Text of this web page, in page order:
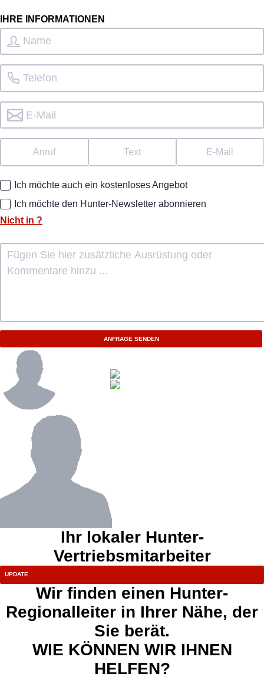
IHRE INFORMATIONEN
Anruf Text E-Mail
Ich möchte auch ein kostenloses Angebot
Ich möchte den Hunter-Newsletter abonnieren
Nicht in ?
ANFRAGE SENDEN
Ihr lokaler Hunter-
Vertriebsmitarbeiter
Wir finden einen Hunter-
Regionalleiter in Ihrer Nähe, der
Sie berät.
WIE KÖNNEN WIR IHNEN
HELFEN?